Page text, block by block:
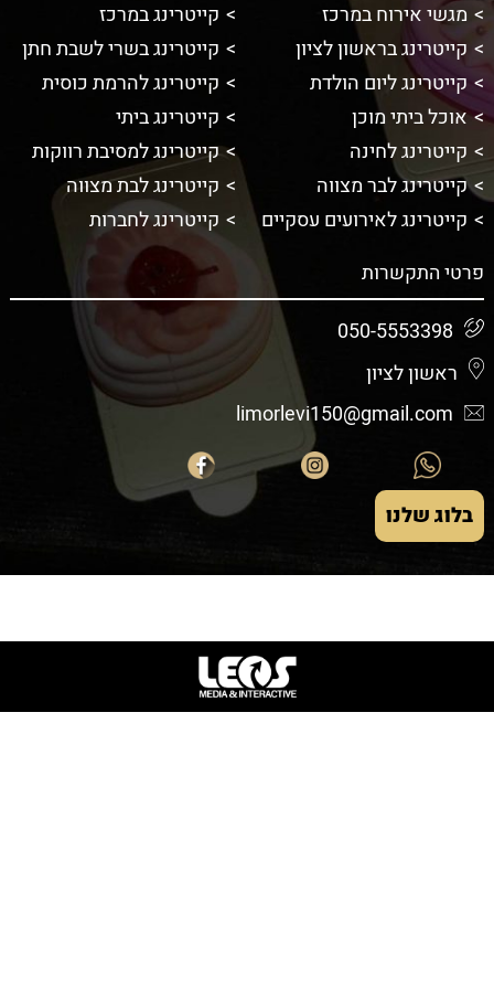
מגשי אירוח במרכז
קייטרינג במרכז
קייטרינג בראשון לציון
קייטרינג בשרי לשבת חתן
קייטרינג ליום הולדת
קייטרינג להרמת כוסית
אוכל ביתי מוכן
קייטרינג ביתי
קייטרינג לחינה
קייטרינג למסיבת רווקות
קייטרינג לבר מצווה
קייטרינג לבת מצווה
קייטרינג לאירועים עסקיים
קייטרינג לחברות
פרטי התקשרות
050-5553398
ראשון לציון
limorlevi150@gmail.com
בלוג שלנו